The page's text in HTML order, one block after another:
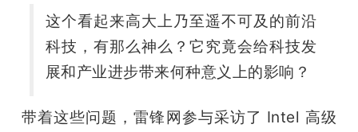
爱
这个看起来高大上乃至遥不可及的前沿
科技，有那么神么？它究竟会给科技发
展和产业进步带来何种意义上的影响？
带着这些问题，雷锋网参与采访了 Intel 高级